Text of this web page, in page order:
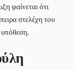
φαίνεται ότι
στελέχη του